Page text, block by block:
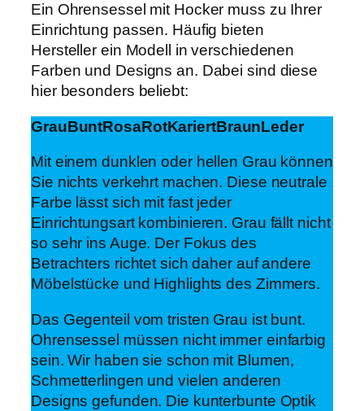
Ein Ohrensessel mit Hocker muss zu Ihrer
Einrichtung passen. Häufig bieten
Hersteller ein Modell in verschiedenen
Farben und Designs an. Dabei sind diese
hier besonders beliebt:
GrauBuntRosaRotKariertBraunLeder
Mit einem dunklen oder hellen Grau können
Sie nichts verkehrt machen. Diese neutrale
Farbe lässt sich mit fast jeder
Einrichtungsart kombinieren. Grau fällt nicht
so sehr ins Auge. Der Fokus des
Betrachters richtet sich daher auf andere
Möbelstücke und Highlights des Zimmers.
Das Gegenteil vom tristen Grau ist bunt.
Ohrensessel müssen nicht immer einfarbig
sein. Wir haben sie schon mit Blumen,
Schmetterlingen und vielen anderen
Designs gefunden. Die kunterbunte Optik